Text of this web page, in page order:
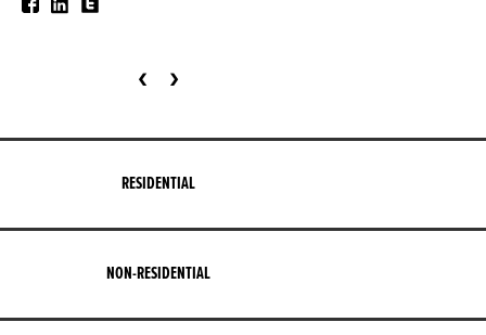
‹ ›
RESIDENTIAL
NON-RESIDENTIAL